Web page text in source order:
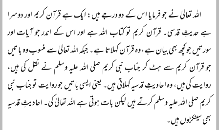
اللہ تعالیٰ نے جو فرمایا اس کے دو درجے ہیں: ایک ہے قرآن کریم اور دوسرا
ہے حدیثِ قدسی۔ قرآن کریم تو کتاب اللہ ہے اور اس کے اندر جو آیات اور
سورتیں جو کچھ بھی بیان ہے، وہ قرآن کہلاتا ہے۔ جبکہ اللہ تعالیٰ سے منسوب وہ باتیں
جو قرآن کریم سے ہٹ کر جناب نبی کریم صلی اللہ علیہ وسلم نے نقل کی ہیں،
روایت کی ہیں، وہ احادیثِ قدسیہ کہلاتی ہیں۔ یعنی ایسی باتیں جو روایت تو جناب نبی
کریم صلی اللہ علیہ وسلم کرتے ہیں لیکن بات ہوتی ہے اللہ تعالیٰ کی۔ احادیثِ قدسیہ
بھی سینکڑوں ہیں۔